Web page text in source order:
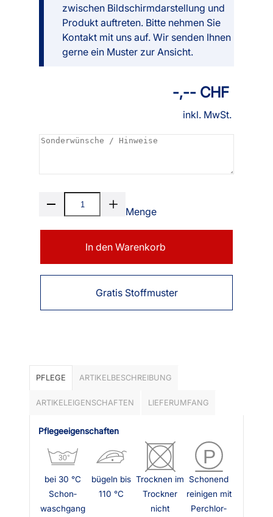
zwischen Bildschirmdarstellung und
Produkt auftreten. Bitte nehmen Sie
Kontakt mit uns auf. Wir senden Ihnen
gerne ein Muster zur Ansicht.
-,-- CHF
inkl. MwSt.
Menge
In den Warenkorb
Gratis Stoffmuster
PFLEGE ARTIKELBESCHREIBUNG
ARTIKELEIGENSCHAFTEN LIEFERUMFANG
Pflegeeigenschaften
bei 30 °C
Schon­
waschgang
bügeln bis
110 °C
Trocknen im
Trockner
nicht
Schonend
reinigen mit
Perchlor­